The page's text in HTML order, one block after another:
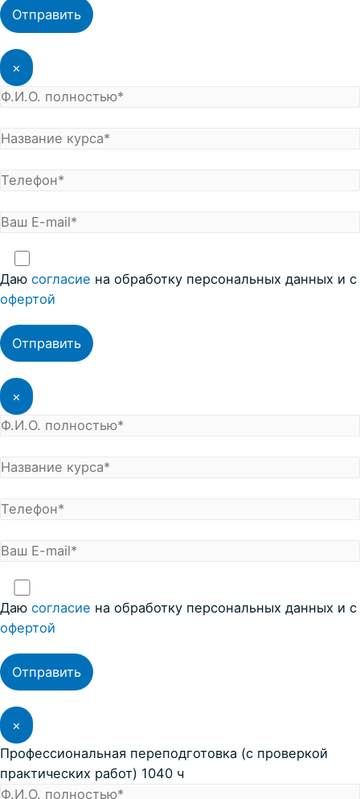
×
Даю согласие на обработку персональных данных и с
офертой
×
Даю согласие на обработку персональных данных и с
офертой
×
Профессиональная переподготовка (с проверкой
практических работ) 1040 ч